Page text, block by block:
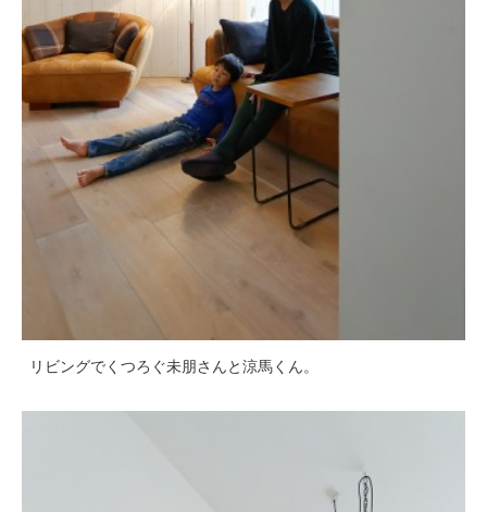
リビングでくつろぐ未朋さんと涼馬くん。